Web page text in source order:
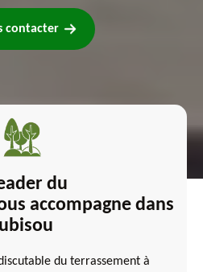
contacter
du
accompagne dans
du terrassement à